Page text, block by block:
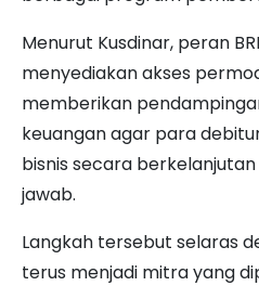
Menurut Kusdinar, peran
menyediakan akses
memberikan
keuangan agar para
bisnis secara
jawab.
Langkah tersebut selaras
terus menjadi mitra yang